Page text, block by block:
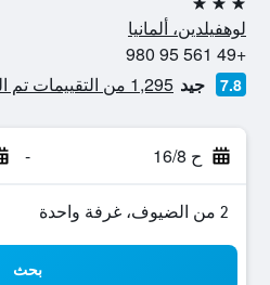
3 نجوم
لوهفيلدين، ألمانيا
+49 561 95 980
7.8 جيد 1,295 من التقييمات تم التحقق منها
ح 16/8 -
2 من الضيوف، غرفة واحدة
بحث